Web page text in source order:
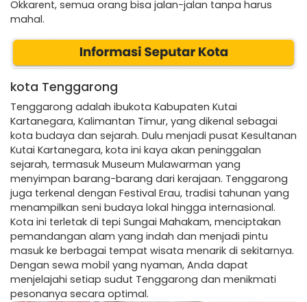
Okkarent, semua orang bisa jalan-jalan tanpa harus
mahal.
kota Tenggarong
Tenggarong adalah ibukota Kabupaten Kutai
Kartanegara, Kalimantan Timur, yang dikenal sebagai
kota budaya dan sejarah. Dulu menjadi pusat Kesultanan
Kutai Kartanegara, kota ini kaya akan peninggalan
sejarah, termasuk Museum Mulawarman yang
menyimpan barang-barang dari kerajaan. Tenggarong
juga terkenal dengan Festival Erau, tradisi tahunan yang
menampilkan seni budaya lokal hingga internasional.
Kota ini terletak di tepi Sungai Mahakam, menciptakan
pemandangan alam yang indah dan menjadi pintu
masuk ke berbagai tempat wisata menarik di sekitarnya.
Dengan sewa mobil yang nyaman, Anda dapat
menjelajahi setiap sudut Tenggarong dan menikmati
pesonanya secara optimal.